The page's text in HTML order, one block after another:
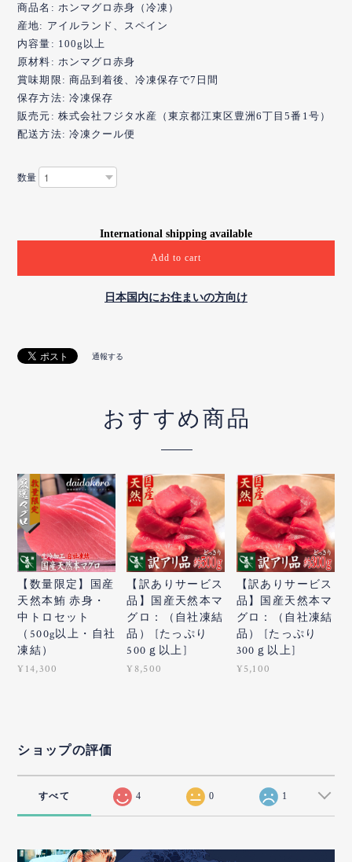
商品名: ホンマグロ赤身（冷凍）
産地: アイルランド、スペイン
内容量: 100g以上
原材料: ホンマグロ赤身
賞味期限: 商品到着後、冷凍保存で7日間
保存方法: 冷凍保存
販売元: 株式会社フジタ水産（東京都江東区豊洲6丁目5番1号）
配送方法: 冷凍クール便
数量
International shipping available
Add to cart
日本国内にお住まいの方向け
通報する
おすすめ商品
【数量限定】国産
天然本鮪 赤身・
中トロセット
（500g以上・自社
凍結）
¥14,300
【訳ありサービス
品】国産天然本マ
グロ：（自社凍結
品） [たっぷり
500ｇ以上]
¥8,500
【訳ありサービス
品】国産天然本マ
グロ：（自社凍結
品） [たっぷり
300ｇ以上]
¥5,100
ショップの評価
すべて 4 0 1